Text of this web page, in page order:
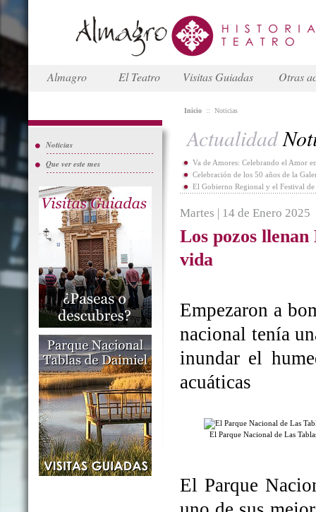
Almagro El Teatro Visitas Guiadas Otras
Noticias
Que ver este mes
Inicio :: Noticias
Actualidad
Va de Amores: Celebrando el Amor
Celebración de los 50 años de la
El Gobierno Regional y el Festival
Martes | 14 de Enero 2025
Los pozos
vida
Empezaron a
nacional tenía
inundar el
acuáticas
El Parque Nacional de Las
El Parque